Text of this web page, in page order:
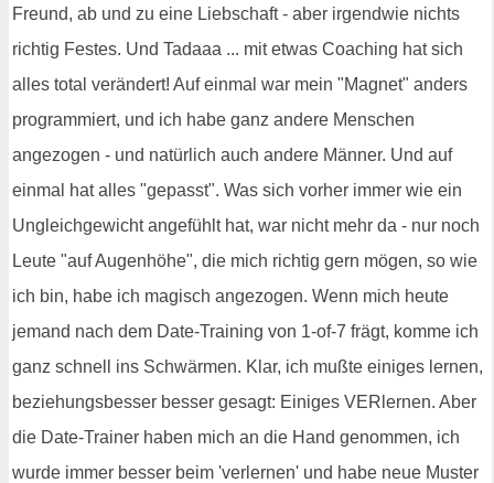
Freund, ab und zu eine Liebschaft - aber irgendwie nichts
richtig Festes. Und Tadaaa ... mit etwas Coaching hat sich
alles total verändert! Auf einmal war mein "Magnet" anders
programmiert, und ich habe ganz andere Menschen
angezogen - und natürlich auch andere Männer. Und auf
einmal hat alles "gepasst". Was sich vorher immer wie ein
Ungleichgewicht angefühlt hat, war nicht mehr da - nur noch
Leute "auf Augenhöhe", die mich richtig gern mögen, so wie
ich bin, habe ich magisch angezogen. Wenn mich heute
jemand nach dem Date-Training von 1-of-7 frägt, komme ich
ganz schnell ins Schwärmen. Klar, ich mußte einiges lernen,
beziehungsbesser besser gesagt: Einiges VERlernen. Aber
die Date-Trainer haben mich an die Hand genommen, ich
wurde immer besser beim 'verlernen' und habe neue Muster